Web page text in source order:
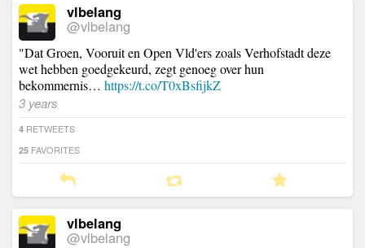
vlbelang
@vlbelang
"Dat Groen, Vooruit en Open Vld'ers zoals Verhofstadt deze
wet hebben goedgekeurd, zegt genoeg over hun
bekommernis… https://t.co/T0xBsfijkZ
3 years
4 RETWEETS
25 FAVORITES
vlbelang
@vlbelang